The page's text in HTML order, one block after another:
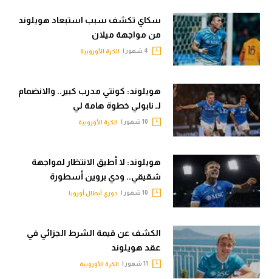
أقسام خاصة
Gamers
ميركاتو
تحقيق في الجول
تقرير في الجول
تحليل في الجول
حكايات في الجول
كويز في الجول
فيديو في الجول
سكاي تكشف سبب استبعاد هويلوند
من مواجهة ميلان
الكرة الأوروبية
هويلوند: كونتي مدرب كبير.. والانضمام
لـ نابولي خطوة هامة لي
الكرة الأوروبية
هويلوند: لا أطيق الانتظار لمواجهة
شقيقي.. ودي بروين أسطورة
دوري أبطال أوروبا
الكشف عن قيمة الشرط الجزائي في
عقد هويلوند
الكرة الأوروبية